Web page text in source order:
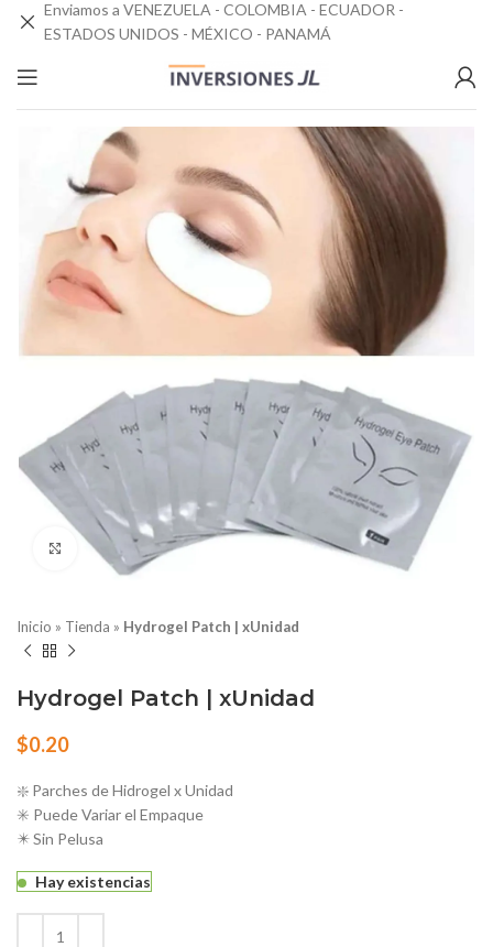
Haga Click para agrandar
Inicio » Tienda » Hydrogel Patch | xUnidad
Hydrogel Patch | xUnidad
$0.20
❇️ ​​Parches de Hidrogel x Unidad
✳️​ Puede Variar el Empaque
✴️​ Sin Pelusa
Hay existencias
Enviamos a VENEZUELA - COLOMBIA - ECUADOR -
ESTADOS UNIDOS - MÉXICO - PANAMÁ